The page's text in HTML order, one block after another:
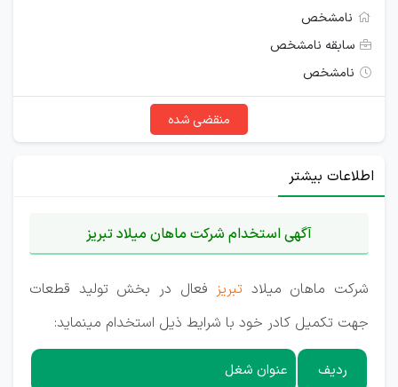
نامشخص
سابقه نامشخص
نامشخص
منقضی شده
اطلاعات بیشتر
آگهی استخدام شرکت ماهان میلاد تبریز
شرکت ماهان میلاد تبریز فعال در بخش تولید قطعات
جهت تکمیل کادر خود با شرایط ذیل استخدام مینماید:
ردیف عنوان شغل